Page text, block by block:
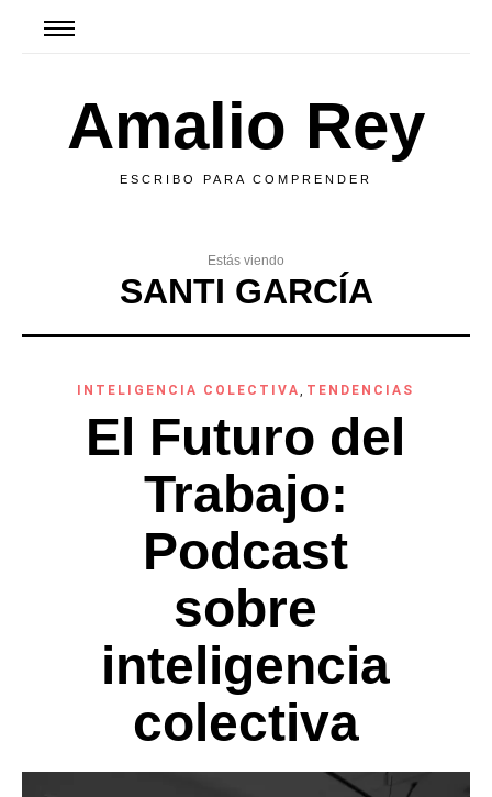
Amalio Rey
ESCRIBO PARA COMPRENDER
Estás viendo
SANTI GARCÍA
INTELIGENCIA COLECTIVA, TENDENCIAS
El Futuro del
Trabajo:
Podcast
sobre
inteligencia
colectiva